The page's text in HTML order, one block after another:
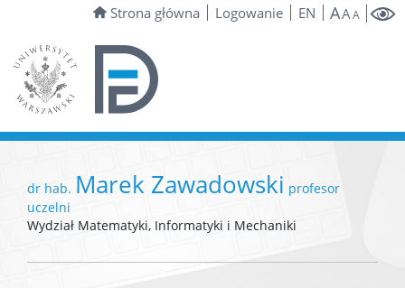
Strona główna Logowanie EN AAA
dr hab. Marek Zawadowski profesor
uczelni
Wydział Matematyki, Informatyki i Mechaniki